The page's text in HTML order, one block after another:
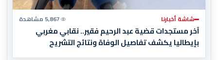
شاشة أخبارنا 5,867 مشاهدة
آخر مستجدات قضية عبد الرحيم فقير.. نقابي مغربي
بإيطاليا يكشف تفاصيل الوفاة ونتائج التشريح